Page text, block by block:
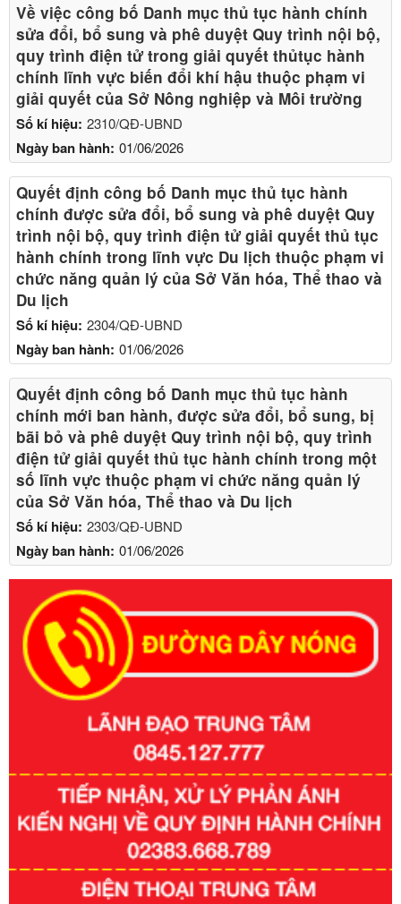
Số kí hiệu: 2310/QĐ-UBND
Ngày ban hành: 01/06/2026
Về việc công bố Danh mục thủ tục hành chính
sửa đổi, bổ sung và phê duyệt Quy trình nội bộ,
quy trình điện tử trong giải quyết thủtục hành
chính lĩnh vực biến đổi khí hậu thuộc phạm vi
giải quyết của Sở Nông nghiệp và Môi trường
Số kí hiệu: 2304/QĐ-UBND
Ngày ban hành: 01/06/2026
Quyết định công bố Danh mục thủ tục hành
chính được sửa đổi, bổ sung và phê duyệt Quy
trình nội bộ, quy trình điện tử giải quyết thủ tục
hành chính trong lĩnh vực Du lịch thuộc phạm vi
chức năng quản lý của Sở Văn hóa, Thể thao và
Du lịch
Số kí hiệu: 2303/QĐ-UBND
Ngày ban hành: 01/06/2026
Quyết định công bố Danh mục thủ tục hành
chính mới ban hành, được sửa đổi, bổ sung, bị
bãi bỏ và phê duyệt Quy trình nội bộ, quy trình
điện tử giải quyết thủ tục hành chính trong một
số lĩnh vực thuộc phạm vi chức năng quản lý
của Sở Văn hóa, Thể thao và Du lịch
Số kí hiệu:351/2025/NĐ-CP
Tên: Nghị định số 351/2025/NĐ-CP của Chính phủ: Quy
định chuẩn nghèo đa chiều quốc gia giai đoạn 2026 - 2030
Ngày ban hành: 29/12/2026
3014/QĐ-UBND
Tên: Quyết định về việc công bố danh mục thủ tục hành
chính ban hành mới, sửa đổi bổ sung trong lĩnh vực hỗ trợ
đầu tư, lĩnh vực đấu thầu lựa chọn nhà thầu thuộc thẩm
quyền giải quyết của Sở Tài chính và Ban Quản lý Khu kinh
tế Đông Nam Nghệ An
Ngày ban hành: 23/09/2026
Số kí hiệu:292/2026/NĐ-CP
Tên: Nghị định số 292/2026/NĐ-CP của Chính phủ: Quy